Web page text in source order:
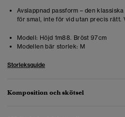
Avslappnad passform – den
för smal, inte för vid utan precis rätt.
Modell: Höjd 1m88. Bröst 97cm
Modellen bär storlek: M
Storleksguide
Komposition och skötsel